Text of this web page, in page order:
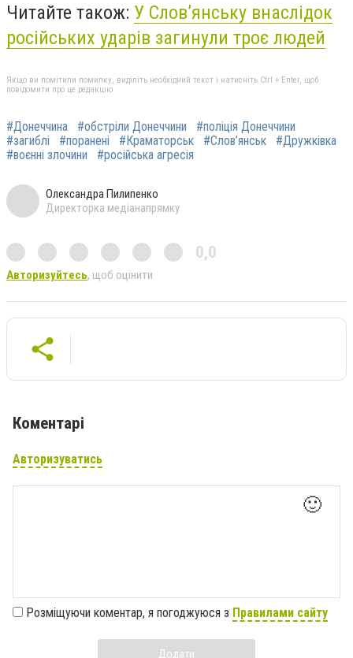
Читайте також: У Слов’янську внаслідок
російських ударів загинули троє людей
Якщо ви помітили помилку, виділіть необхідний текст і натисніть Ctrl + Enter, щоб
повідомити про це редакцію
#Донеччина #обстріли Донеччини
#поліція Донеччини
#загиблі
#поранені #Краматорськ #Слов’янськ
#Дружківка
#воєнні злочини
#російська агресія
Олександра Пилипенко
Директорка медіанапрямку
0,0
Авторизуйтесь, щоб оцінити
Коментарі
Авторизуватись
🙂
Розміщуючи коментар, я погоджуюся з Правилами сайту
Додати